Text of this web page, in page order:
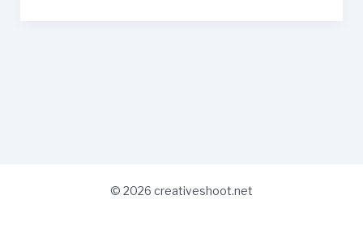
© 2026 creativeshoot.net